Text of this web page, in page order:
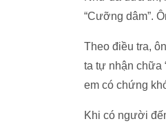
“Cưỡng dâm”.
Theo điều tra,
ta tự nhận chữa
em có chứng
Khi có người